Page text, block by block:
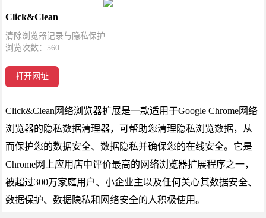
Click&Clean
清除浏览器记录与隐私保护
浏览次数： 560
打开网址
Click&Clean网络浏览器扩展是一款适用于Google Chrome网络
浏览器的隐私数据清理器，可帮助您清理隐私浏览数据，从
而保护您的数据安全、数据隐私并确保您的在线安全。它是
Chrome网上应用店中评价最高的网络浏览器扩展程序之一，
被超过300万家庭用户、小企业主以及任何关心其数据安全、
数据保护、数据隐私和网络安全的人积极使用。